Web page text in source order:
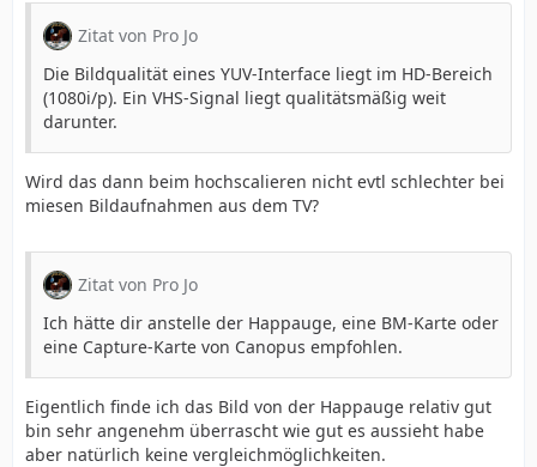
Zitat von Pro Jo
Die Bildqualität eines YUV-Interface liegt im HD-Bereich
(1080i/p). Ein VHS-Signal liegt qualitätsmäßig weit
darunter.
Wird das dann beim hochscalieren nicht evtl schlechter bei
miesen Bildaufnahmen aus dem TV?
Zitat von Pro Jo
Ich hätte dir anstelle der Happauge, eine BM-Karte oder
eine Capture-Karte von Canopus empfohlen.
Eigentlich finde ich das Bild von der Happauge relativ gut
bin sehr angenehm überrascht wie gut es aussieht habe
aber natürlich keine vergleichmöglichkeiten.